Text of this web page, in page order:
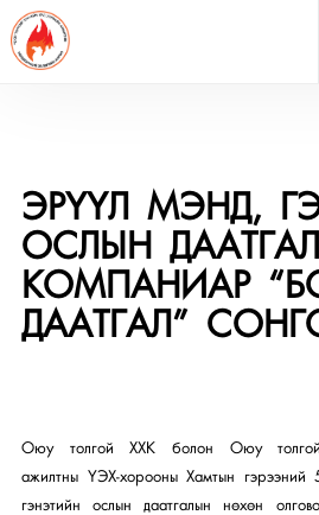
ЭРҮҮЛ МЭНД,
ОСЛЫН
КОМПАНИАР
ДААТГАЛ”
Оюу толгой ХХК болон Оюу
ажилтны ҮЭХ-хорооны Хамтын гэрээний
гэнэтийн ослын даатгалын нөхөн